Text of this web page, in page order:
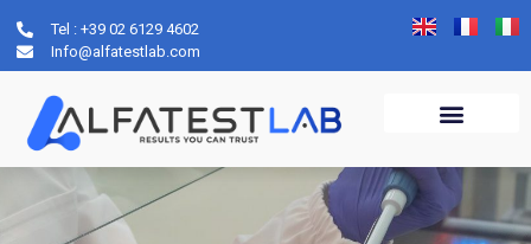
Tel : +39 02 6129 4602
Info@alfatestlab.com